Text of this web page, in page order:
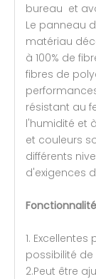
bureau et
Le panneau
matériau
à 100% de
fibres de
résistant au
l'humidité et
et couleurs
différents
d'exigences
1.
possibilité
2.Peut être